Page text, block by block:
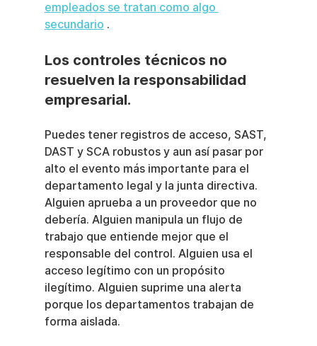
empleados se tratan como algo
secundario .
Los controles técnicos no
resuelven la responsabilidad
empresarial.
Puedes tener registros de acceso, SAST,
DAST y SCA robustos y aun así pasar por
alto el evento más importante para el
departamento legal y la junta directiva.
Alguien aprueba a un proveedor que no
debería. Alguien manipula un flujo de
trabajo que entiende mejor que el
responsable del control. Alguien usa el
acceso legítimo con un propósito
ilegítimo. Alguien suprime una alerta
porque los departamentos trabajan de
forma aislada.